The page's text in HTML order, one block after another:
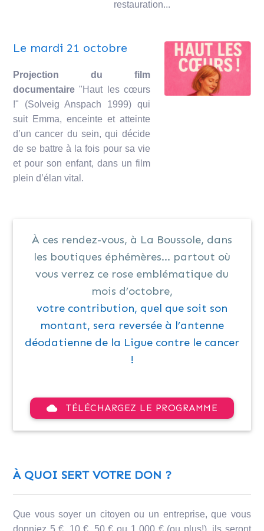
restauration...
Le mardi 21 octobre
Projection du film
documentaire "Haut les cœurs
!" (Solveig Anspach 1999) qui
suit Emma, enceinte et atteinte
d’un cancer du sein, qui décide
de se battre à la fois pour sa vie
et pour son enfant, dans un film
plein d’élan vital.
À ces rendez-vous, à La Boussole, dans
les boutiques éphémères… partout où
vous verrez ce rose emblématique du
mois d’octobre,
votre contribution, quel que soit son
montant, sera reversée à l’antenne
déodatienne de la Ligue contre le cancer
!
cloud TÉLÉCHARGEZ LE PROGRAMME
À QUOI SERT VOTRE DON ?
Que vous soyer un citoyen ou un entreprise, que vous